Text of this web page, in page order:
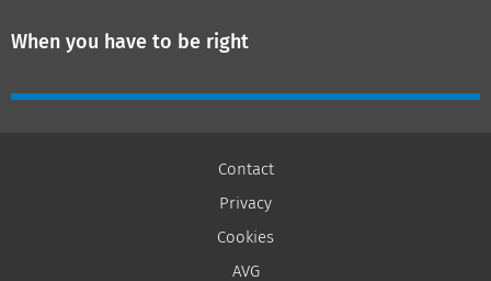
When you have to be right
Contact
Privacy
Cookies
AVG